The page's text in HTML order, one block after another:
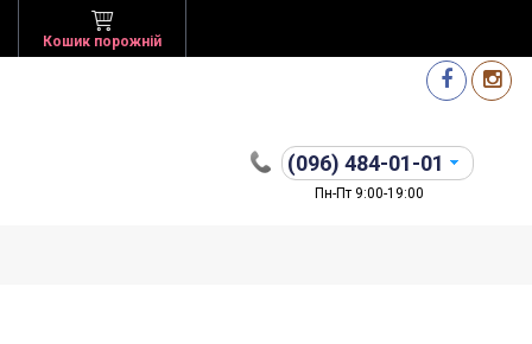
Кошик порожній
(096) 484-01-01
Пн-Пт 9:00-19:00